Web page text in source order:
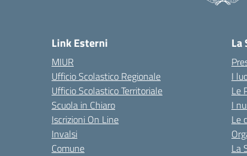
Link Esterni
MIUR
Ufficio Scolastico Regionale
Ufficio Scolastico Territoriale
Scuola in Chiaro
Iscrizioni On Line
Invalsi
Comune
La
I
Le
I
Le
La